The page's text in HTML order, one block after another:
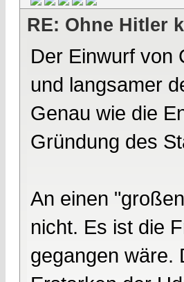
RE: Ohne Hitler
Der Einwurf von
und langsamer
Genau wie die
Gründung des
An einen
nicht. Es ist die
gegangen wäre.